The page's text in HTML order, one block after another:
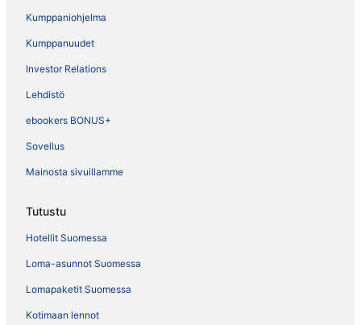
Kumppaniohjelma
Kumppanuudet
Investor Relations
Lehdistö
ebookers BONUS+
Sovellus
Mainosta sivuillamme
Tutustu
Hotellit Suomessa
Loma-asunnot Suomessa
Lomapaketit Suomessa
Kotimaan lennot